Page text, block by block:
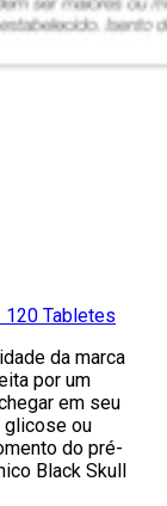
120 Tabletes
da marca
por um
em seu
glicose ou
do pré-
Black Skull